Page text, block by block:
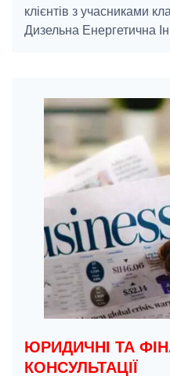
клієнтів з учасниками
Дизельна Енергетична
ЮРИДИЧНІ ТА
КОНСУЛЬТАЦІЇ